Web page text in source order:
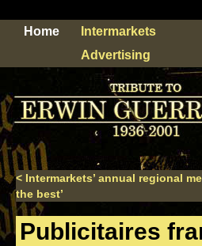
Home
Intermarkets
Advertising
< Intermarkets’ annual regional
the best’
Publicitaires